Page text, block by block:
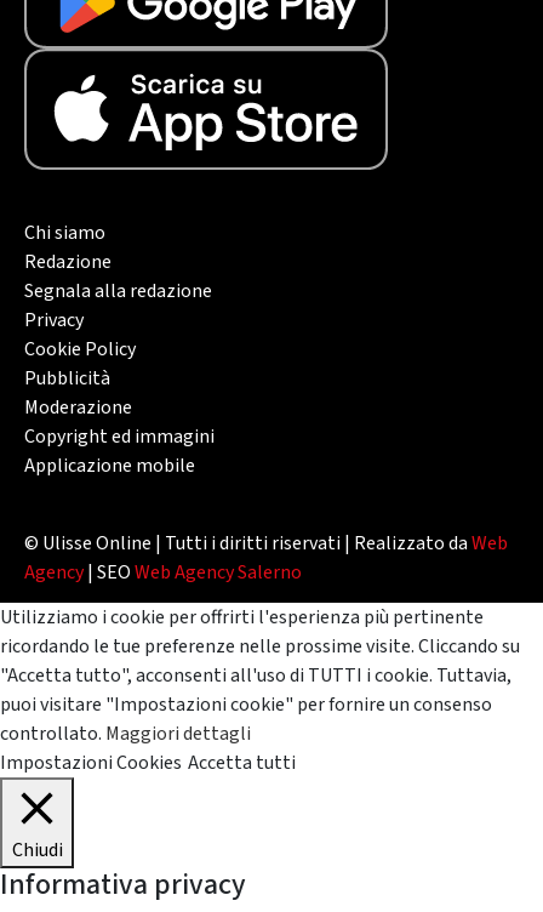
Chi siamo
Redazione
Segnala alla redazione
Privacy
Cookie Policy
Pubblicità
Moderazione
Copyright ed immagini
Applicazione mobile
© Ulisse Online | Tutti i diritti riservati | Realizzato daWeb
Agency| SEOWeb Agency Salerno
Utilizziamo i cookie per offrirti l'esperienza più pertinente
ricordando le tue preferenze nelle prossime visite. Cliccando su
"Accetta tutto", acconsenti all'uso di TUTTI i cookie. Tuttavia,
puoi visitare "Impostazioni cookie" per fornire un consenso
controllato. Maggiori dettagli
Impostazioni Cookies Accetta tutti
Chiudi
Informativa privacy